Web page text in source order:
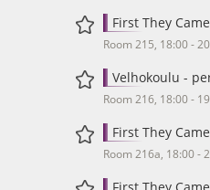
First They
Room 215, 18:00 -
Velhokoulu -
Room 216, 18:00 -
First They Came
Room 216a, 18:00 -